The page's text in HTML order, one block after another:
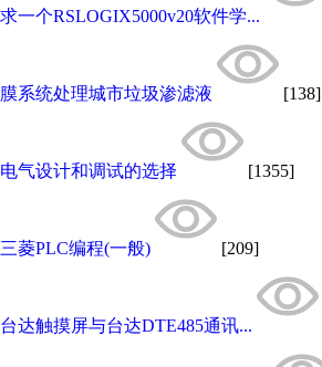
求一个RSLOGIX5000v20软件学...
膜系统处理城市垃圾渗滤液 [138]
电气设计和调试的选择 [1355]
三菱PLC编程(一般) [209]
台达触摸屏与台达DTE485通讯...